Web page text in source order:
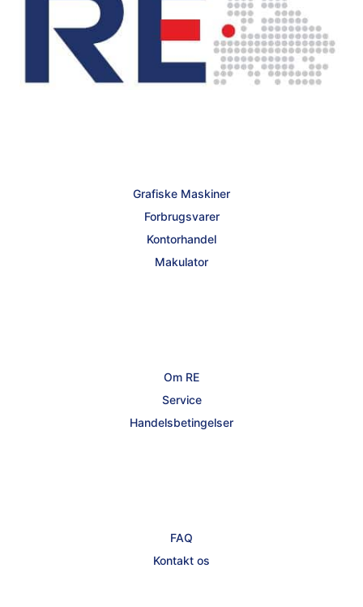
Grafiske Maskiner
Forbrugsvarer
Kontorhandel
Makulator
Om RE
Service
Handelsbetingelser
FAQ
Kontakt os